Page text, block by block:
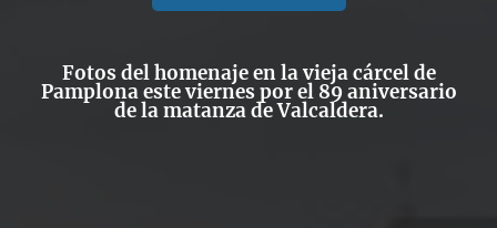
Fotos del homenaje en la vieja cárcel de
Pamplona este viernes por el 89 aniversario
de la matanza de Valcaldera.